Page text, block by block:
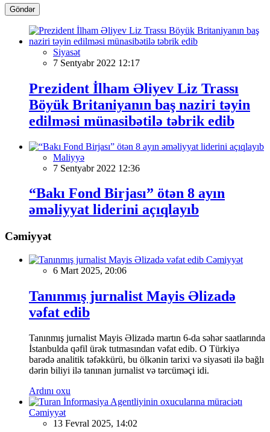
Göndər
Siyasət
7 Sentyabr 2022 12:17
Prezident İlham Əliyev Liz Trassı
Böyük Britaniyanın baş naziri təyin
edilməsi münasibətilə təbrik edib
Maliyyə
7 Sentyabr 2022 12:36
“Bakı Fond Birjası” ötən 8 ayın
əməliyyat liderini açıqlayıb
Cəmiyyət
Cəmiyyət
6 Mart 2025, 20:06
Tanınmış jurnalist Mayis Əlizadə
vəfat edib
Tanınmış jurnalist Mayis Əlizadə martın 6-da səhər saatlarında
İstanbulda qəfil ürək tutmasından vəfat edib. O Türkiyə
barədə analitik təfəkkürü, bu ölkənin tarixi və siyasəti ilə bağlı
dərin biliyi ilə tanınan jurnalist və tərcüməçi idi.
Ardını oxu
Cəmiyyət
13 Fevral 2025, 14:02